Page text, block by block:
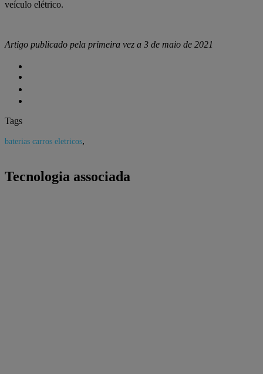
veículo elétrico.
Artigo publicado pela primeira vez a 3 de maio de 2021
Tags
baterias carros eletricos,
Tecnologia associada